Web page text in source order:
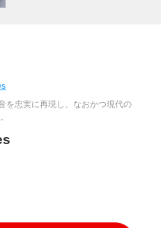
を忠実に再現し、なおかつ現代の